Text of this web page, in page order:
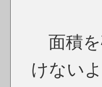
面積を
けない